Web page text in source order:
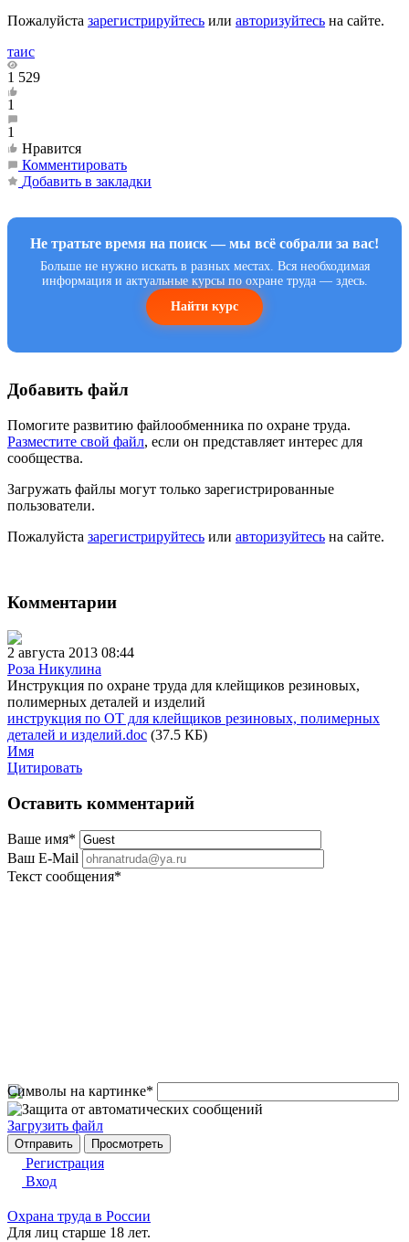
Пожалуйста зарегистрируйтесь или авторизуйтесь на сайте.
таис
1 529
1
1
Нравится
Комментировать
Добавить в закладки
Не тратьте время на поиск — мы всё собрали за вас!
Больше не нужно искать в разных местах. Вся необходимая
информация и актуальные курсы по охране труда — здесь.
Найти курс
Добавить файл
Помогите развитию файлообменника по охране труда.
Разместите свой файл, если он представляет интерес для
сообщества.
Загружать файлы могут только зарегистрированные
пользователи.
Пожалуйста зарегистрируйтесь или авторизуйтесь на сайте.
Комментарии
2 августа 2013 08:44
Роза Никулина
Инструкция по охране труда для клейщиков резиновых,
полимерных деталей и изделий
инструкция по ОТ для клейщиков резиновых, полимерных
деталей и изделий.doc (37.5 КБ)
Имя
Цитировать
Оставить комментарий
Ваше имя*
Ваш E-Mail
Текст сообщения*
Символы на картинке*
Загрузить файл
Регистрация
Вход
Охрана труда в России
Для лиц старше 18 лет.